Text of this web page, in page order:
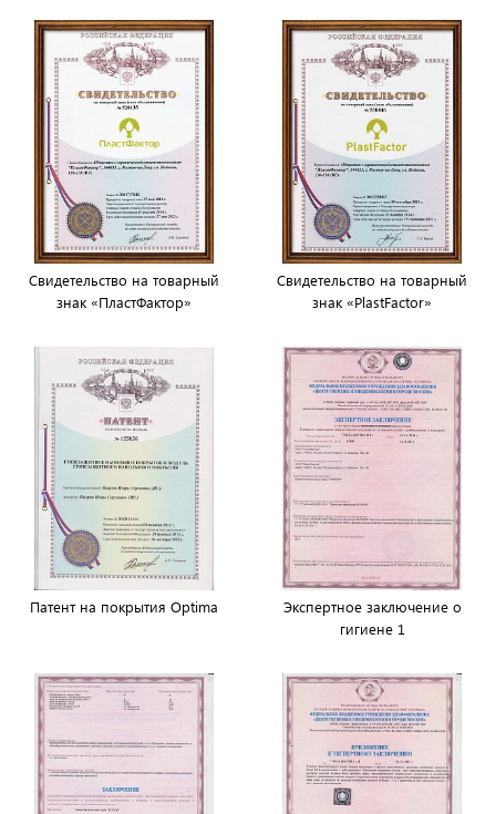
Свидетельство на товарный
знак «ПластФактор»
Свидетельство на товарный
знак «PlastFactor»
Патент на покрытия Optima
Экспертное заключение о
гигиене 1